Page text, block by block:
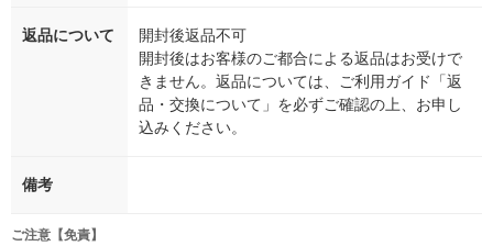
返品について
開封後返品不可
開封後はお客様のご都合による返品はお受けで
きません。返品については、ご利用ガイド「返
品・交換について」を必ずご確認の上、お申し
込みください。
備考
ご注意【免責】